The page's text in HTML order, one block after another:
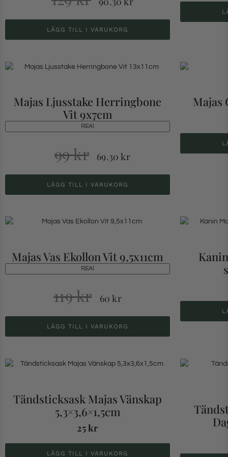
LÄGG TILL I VARUKORG
Majas Ljusstake Herringbone
Vit 9x7cm
REA!
99kr 69.30kr
LÄGG TILL I VARUKORG
Majas
Majas Vas Ekollon Vit 9,5x11cm
REA!
119kr 60kr
LÄGG TILL I VARUKORG
Tändsticksask Majas Vänskap
5,3×3,6×1,5cm
25kr
LÄGG TILL I VARUKORG